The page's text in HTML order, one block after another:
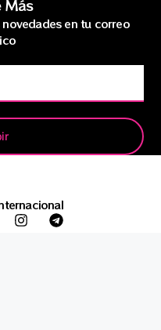
Más
en tu correo